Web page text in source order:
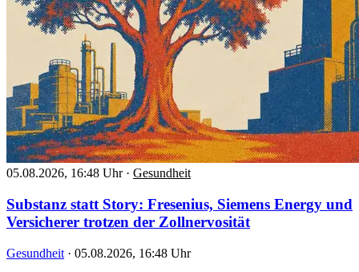
05.08.2026, 16:48 Uhr · Gesundheit
Substanz statt Story: Fresenius, Siemens Energy und
Versicherer trotzen der Zollnervosität
Gesundheit · 05.08.2026, 16:48 Uhr